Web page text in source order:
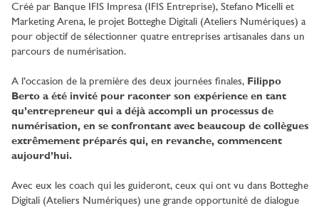
Créé par Banque IFIS Impresa (IFIS Entreprise), Stefano Micelli et
Marketing Arena, le projet Botteghe Digitali (Ateliers Numériques) a
pour objectif de sélectionner quatre entreprises artisanales dans un
parcours de numérisation.
A l’occasion de la première des deux journées finales, Filippo
Berto a été invité pour raconter son expérience en tant
qu’entrepreneur qui a déjà accompli un processus de
numérisation, en se confrontant avec beaucoup de collègues
extrêmement préparés qui, en revanche, commencent
aujourd’hui.
Avec eux les coach qui les guideront, ceux qui ont vu dans Botteghe
Digitali (Ateliers Numériques) une grande opportunité de dialogue